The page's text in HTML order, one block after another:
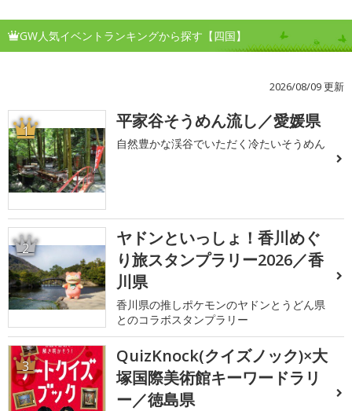
GW人気イベントランキングから探す【四国】
2026/08/09 更新
1 平家谷そうめん流し／愛媛県
自然豊かな渓谷でいただく冷たいそうめん
2
ヤドンといっしょ！香川めぐ
り旅スタンプラリー2026／香
川県
香川県の推しポケモンのヤドンとうどん県
とのコラボスタンプラリー
3
QuizKnock(クイズノック)×大
塚国際美術館キーワードラリ
ー／徳島県